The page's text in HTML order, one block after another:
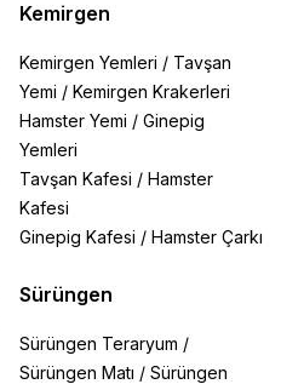
Kemirgen
Kemirgen Yemleri / Tavşan
Yemi / Kemirgen Krakerleri
Hamster Yemi / Ginepig
Yemleri
Tavşan Kafesi / Hamster
Kafesi
Ginepig Kafesi / Hamster Çarkı
Sürüngen
Sürüngen Teraryum /
Sürüngen Matı / Sürüngen